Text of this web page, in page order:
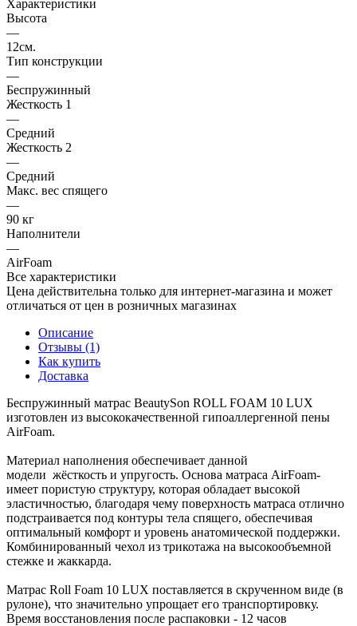
Характеристики
Высота
—
12см.
Тип конструкции
—
Беспружинный
Жесткость 1
—
Средний
Жесткость 2
—
Средний
Макс. вес спящего
—
90 кг
Наполнители
—
AirFoam
Все характеристики
Цена действительна только для интернет-магазина и может
отличаться от цен в розничных магазинах
Описание
Отзывы (1)
Как купить
Доставка
Беспружинный матрас BeautySon ROLL FOAM 10 LUX
изготовлен из высококачественной гипоаллергенной пены
AirFoam.
Материал наполнения обеспечивает данной
модели жёсткость и упругость. Основа матраса AirFoam-
имеет пористую структуру, которая обладает высокой
эластичностью, благодаря чему поверхность матраса отлично
подстраивается под контуры тела спящего, обеспечивая
оптимальный комфорт и уровень анатомической поддержки.
Комбинированный чехол из трикотажа на высокообъемной
стежке и жаккарда.
Матрас Roll Foam 10 LUX поставляется в скрученном виде (в
рулоне), что значительно упрощает его транспортировку.
Время восстановления после распаковки - 12 часов